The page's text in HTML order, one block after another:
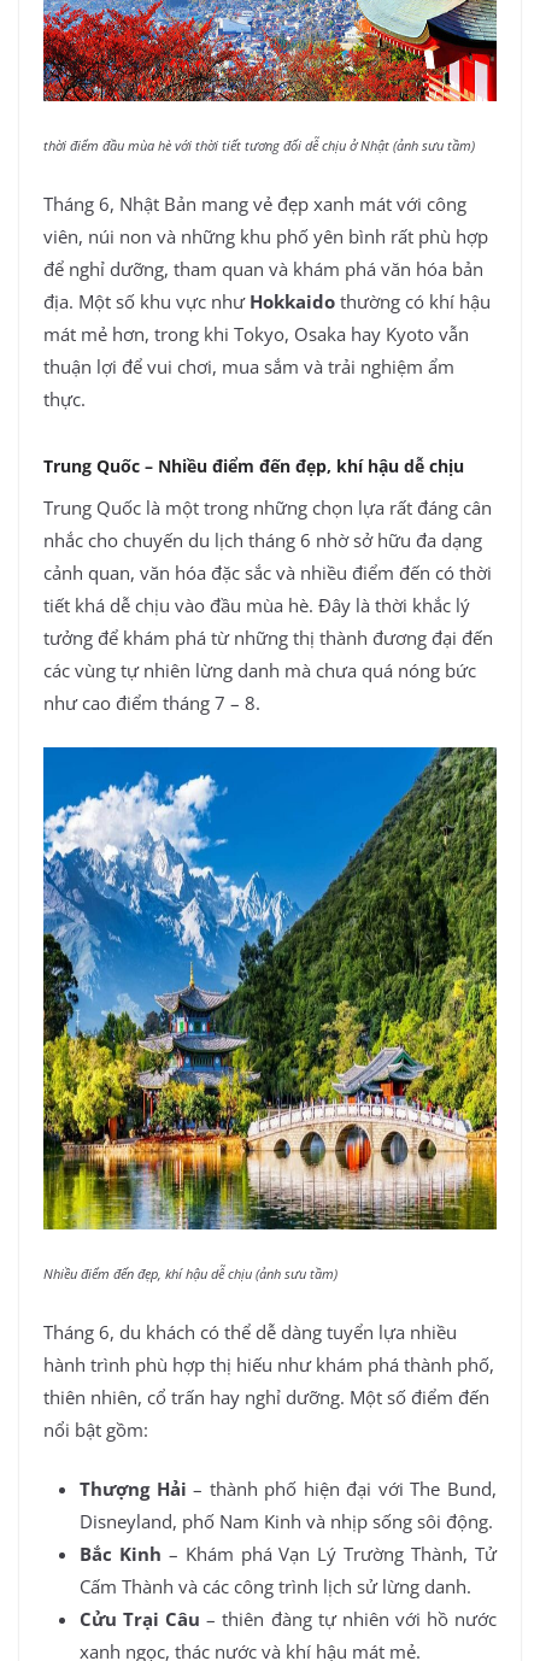
thời điểm đầu mùa hè với thời tiết tương đối dễ chịu ở Nhật (ảnh sưu tầm)
Tháng 6, Nhật Bản mang vẻ đẹp xanh mát với công
viên, núi non và những khu phố yên bình rất phù hợp
để nghỉ dưỡng, tham quan và khám phá văn hóa bản
địa. Một số khu vực như Hokkaido thường có khí hậu
mát mẻ hơn, trong khi Tokyo, Osaka hay Kyoto vẫn
thuận lợi để vui chơi, mua sắm và trải nghiệm ẩm
thực.
Trung Quốc – Nhiều điểm đến đẹp, khí hậu dễ chịu
Trung Quốc là một trong những chọn lựa rất đáng cân
nhắc cho chuyến du lịch tháng 6 nhờ sở hữu đa dạng
cảnh quan, văn hóa đặc sắc và nhiều điểm đến có thời
tiết khá dễ chịu vào đầu mùa hè. Đây là thời khắc lý
tưởng để khám phá từ những thị thành đương đại đến
các vùng tự nhiên lừng danh mà chưa quá nóng bức
như cao điểm tháng 7 – 8.
Nhiều điểm đến đẹp, khí hậu dễ chịu (ảnh sưu tầm)
Tháng 6, du khách có thể dễ dàng tuyển lựa nhiều
hành trình phù hợp thị hiếu như khám phá thành phố,
thiên nhiên, cổ trấn hay nghỉ dưỡng. Một số điểm đến
nổi bật gồm:
Thượng Hải – thành phố hiện đại với The Bund,
Disneyland, phố Nam Kinh và nhịp sống sôi động.
Bắc Kinh – Khám phá Vạn Lý Trường Thành, Tử
Cấm Thành và các công trình lịch sử lừng danh.
Cửu Trại Câu – thiên đàng tự nhiên với hồ nước
xanh ngọc, thác nước và khí hậu mát mẻ.